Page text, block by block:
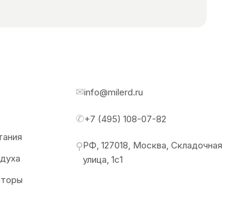
✉info@milerd.ru
✆+7 (495) 108-07-82
⚲РФ, 127018, Москва, Складочная
улица, 1с1